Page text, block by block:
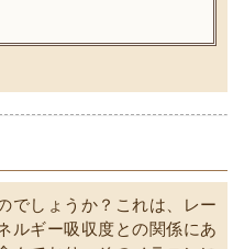
でしょうか？これは、レー
ルギー吸収度との関係にあ